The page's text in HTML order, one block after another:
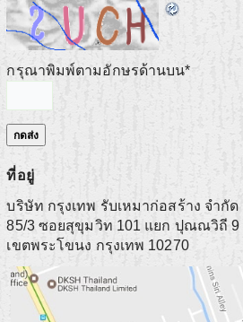
กรุณาพิมพ์ตามอักษรด้านบน*
ที่อยู่
บริษัท กรุงเทพ รับเหมาก่อสร้าง จำกัด
85/3 ซอยสุขุมวิท 101 แยก ปุณณวิถี
เขตพระโขนง กรุงเทพ 10270